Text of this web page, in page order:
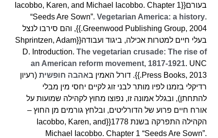
בעורם{{Iacobbo, Karen, and Michael Iacobbo. Chapter 1
“Seeds Are Sown”. Vegetarian America: a history.
Greenwood Publishing Group, 2004.}}, והם סירבו לנצל
בעלי חיים למטרות אכילה, ביגוד ועבודה{{Shprintzen, Adam
D. Introduction. The vegetarian crusade: The rise of
an American reform movement, 1817-1921. UNC
Press Books, 2013.}}. דורל האמין ב
אהבה חופשית (רעיון
רדיקלי בזמנו לפיו מותר לבני זוג לקיים יחסי מין מבלי
להתחתן), ובגלל אמונה זו, נפוצו מחוץ לקהילה שמועות על
אורח חיים פרוע של הדורליטים, ובלחץ גורמים מן החוץ –
הקהילה התפרקה בשנת 1778{{Iacobbo, Karen, and
Michael Iacobbo. Chapter 1 “Seeds Are Sown”.